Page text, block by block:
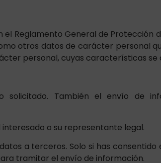
Reglamento General de Protección
otros datos de carácter personal
personal, cuyas características se
solicitado. También el envío de
o su representante legal.
a terceros. Solo si has
tramitar el envío de información.